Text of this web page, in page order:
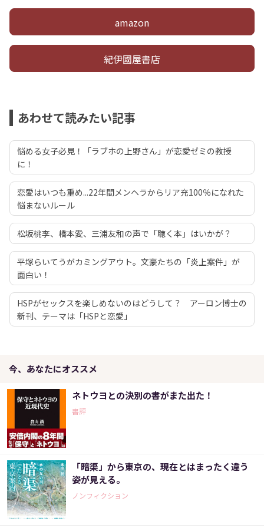
amazon
紀伊國屋書店
あわせて読みたい記事
悩める女子必見！「ラブホの上野さん」が恋愛ゼミの教授
に！
恋愛はいつも重め...22年間メンヘラからリア充100％になれた
悩まないルール
松坂桃李、橋本愛、三浦友和の声で「聴く本」はいかが？
平塚らいてうがカミングアウト。文豪たちの「炎上案件」が
面白い！
HSPがセックスを楽しめないのはどうして？ アーロン博士の
新刊、テーマは「HSPと恋愛」
今、あなたにオススメ
ネトウヨとの決別の書がまた出た！
書評
「暗渠」から東京の、現在とはまったく違う
姿が見える。
ノンフィクション